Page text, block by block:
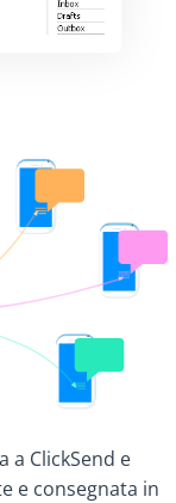
a ClickSend e
e consegnata in